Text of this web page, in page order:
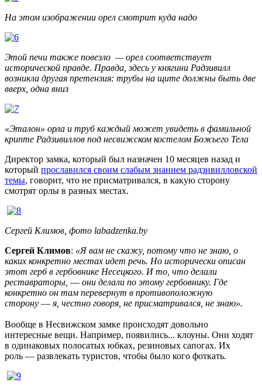
На этом изображении орел смотрит куда надо
Этой печи также повезло — орел соответствует
исторической правде. Правда , здесь у княгини Радзивилл
возникла другая претензия: трубы на щите должны быть две
вверх, одна вниз
«Эталон» орла и труб каждый может увидеть в фамильной
крипте Радзивиллов под несвижском костелом Божьего Тела
Директор замка, который был назначен 10 месяцев назад и
который прославился своим слабым знанием радзивилловской
темы, говорит, что не присматривался, в какую сторону
смотрят орлы в разных местах.
Сергей Климов, фото labadzenka.by
Сергей Климов: «Я вам не скажу, потому что незнаю , о
каких конкретно местах идет речь. Но исторически описан
этот герб в гербовнике Несецкого. И то, что делали
реставраторы, — они делали по этому гербовнику. Где
конкретно он там перевернут в противоположную
сторону — я, честно говоря , не присматривался , незнаю».
Вообще в Несвижском замке происходят довольно
интересные вещи. Например, появились... клоуны. Они ходят
в одинаковых полосатых юбках, резиновых сапогах. Их
роль — развлекать туристов, чтобы было кого фоткать.